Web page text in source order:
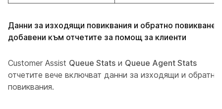
Данни за изходящи повиквания и обратно повикване,
добавени към отчетите за помощ за клиенти
Customer Assist Queue Stats и Queue Agent Stats
отчетите вече включват данни за изходящи и обратни
повиквания.